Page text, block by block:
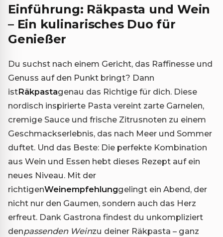
Einführung: Räkpasta und Wein
– Ein kulinarisches Duo für
Genießer
Du suchst nach einem Gericht, das Raffinesse und
Genuss auf den Punkt bringt? Dann
istRäkpastagenau das Richtige für dich. Diese
nordisch inspirierte Pasta vereint zarte Garnelen,
cremige Sauce und frische Zitrusnoten zu einem
Geschmackserlebnis, das nach Meer und Sommer
duftet. Und das Beste: Die perfekte Kombination
aus Wein und Essen hebt dieses Rezept auf ein
neues Niveau. Mit der
richtigenWeinempfehlunggelingt ein Abend, der
nicht nur den Gaumen, sondern auch das Herz
erfreut. Dank Gastrona findest du unkompliziert
denpassenden Weinzu deiner Räkpasta – ganz